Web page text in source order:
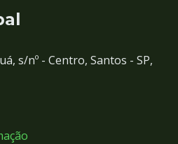
s/nº - Centro, Santos - SP,